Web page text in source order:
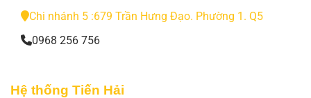
Chi nhánh 5 :679 Trần Hưng Đạo. Phường 1. Q5
0968 256 756
Hệ thống Tiến Hải